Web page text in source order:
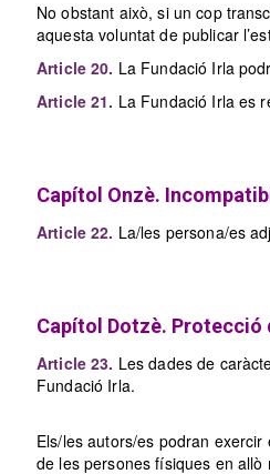
No obstant això, si un cop
aquesta voluntat de publicar
Article 20. La Fundació Irla
Article 21. La Fundació Irla es
Capítol Onzè.
Article 22. La/les persona/es
Capítol Dotzè. Protecció
Article 23. Les dades de
Fundació Irla.
Els/les autors/es podran
de les persones físiques en